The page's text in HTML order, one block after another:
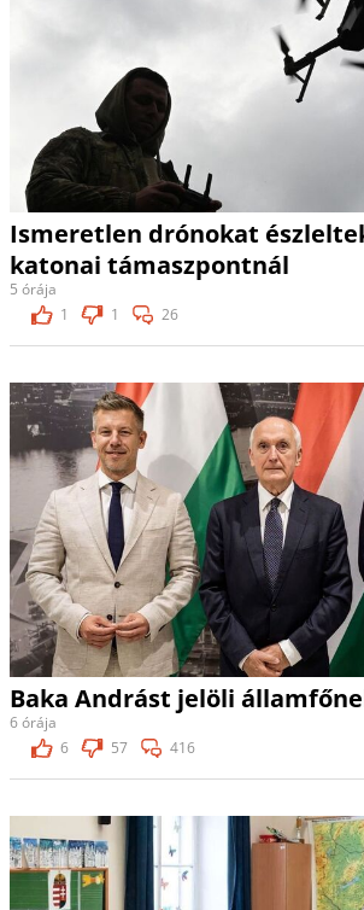
Ismeretlen drónokat
katonai támaszpontnál
5 órája
1
1 26
Baka Andrást jelöli
6 órája
6
57 416